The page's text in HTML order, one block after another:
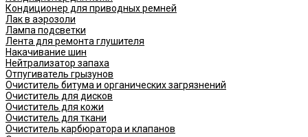
Кондиционер для приводных ремней
Лак в аэрозоли
Лампа подсветки
Лента для ремонта глушителя
Накачивание шин
Нейтрализатор запаха
Отпугиватель грызунов
Очиститель битума и органических загрязнений
Очиститель для дисков
Очиститель для кожи
Очиститель для ткани
Очиститель карбюратора и клапанов